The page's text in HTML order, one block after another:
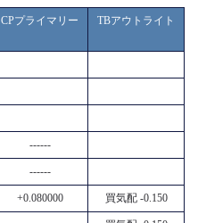
CPプライマリー TBアウトライト
------
------
+0.080000 買気配 -0.150